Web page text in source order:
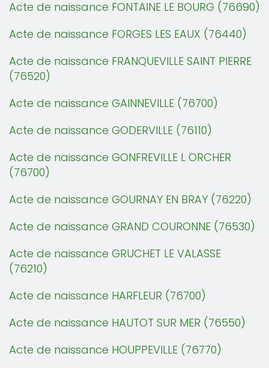
Acte de naissance FONTAINE LE BOURG (76690)
Acte de naissance FORGES LES EAUX (76440)
Acte de naissance FRANQUEVILLE SAINT PIERRE
(76520)
Acte de naissance GAINNEVILLE (76700)
Acte de naissance GODERVILLE (76110)
Acte de naissance GONFREVILLE L ORCHER
(76700)
Acte de naissance GOURNAY EN BRAY (76220)
Acte de naissance GRAND COURONNE (76530)
Acte de naissance GRUCHET LE VALASSE
(76210)
Acte de naissance HARFLEUR (76700)
Acte de naissance HAUTOT SUR MER (76550)
Acte de naissance HOUPPEVILLE (76770)